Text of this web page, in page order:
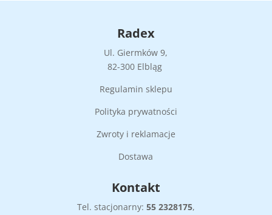
Radex
Ul. Giermków 9,
82-300 Elbląg
Regulamin sklepu
Polityka prywatności
Zwroty i reklamacje
Dostawa
Kontakt
Tel. stacjonarny: 55 2328175,